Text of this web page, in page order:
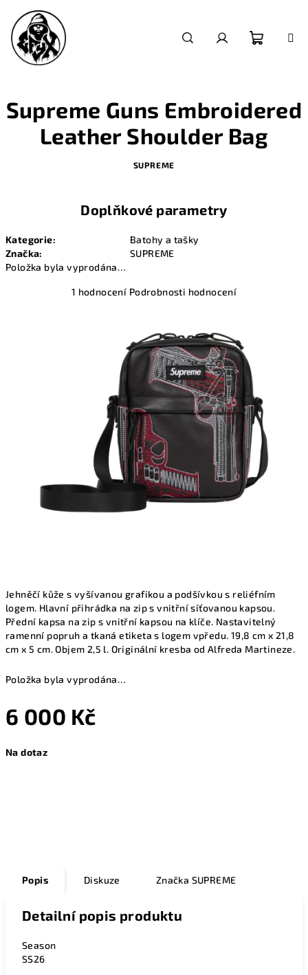
obsah
Jehněčí kůže s vyšívanou grafikou a podšívkou s reliéfním
logem. Hlavní přihrádka na zip s vnitřní síťovanou kapsou.
Přední kapsa na zip s vnitřní kapsou na klíče. Nastavitelný
ramenní popruh a tkaná etiketa s logem vpředu. 19,8 cm x 21,8
cm x 5 cm. Objem 2,5 l. Originální kresba od Alfreda Martineze.
Položka byla vyprodána…
6 000 Kč
cena:
Na dotaz
Supreme Guns Embroidered
Leather Shoulder Bag
SUPREME
Doplňkové parametry
Kategorie:
Batohy a tašky
Značka:
SUPREME
Položka byla vyprodána…
Průměrné
hvězdiček.
1 hodnocení Podrobnosti hodnocení
Popis Diskuze Značka SUPREME
Detailní popis produktu
Season
SS26